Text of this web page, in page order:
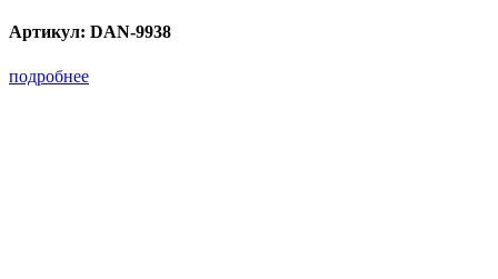
Артикул: DAN-9938
подробнее